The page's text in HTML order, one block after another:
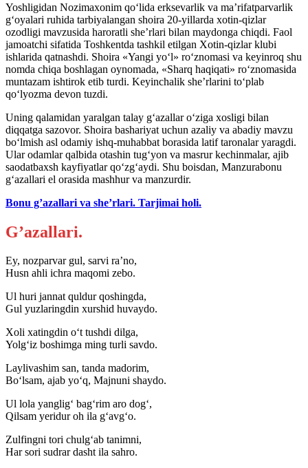
Yoshligidan Nozimaxonim qo‘lida erksevarlik va ma’rifatparvarlik
g‘oyalari ruhida tarbiyalangan shoira 20-yillarda xotin-qizlar
ozodligi mavzusida haroratli she’rlari bilan maydonga chiqdi. Faol
jamoatchi sifatida Toshkentda tashkil etilgan Xotin-qizlar klubi
ishlarida qatnashdi. Shoira «Yangi yo‘l» ro‘znomasi va keyinroq shu
nomda chiqa boshlagan oynomada, «Sharq haqiqati» ro‘znomasida
muntazam ishtirok etib turdi. Keyinchalik she’rlarini to‘plab
qo‘lyozma devon tuzdi.
Uning qalamidan yaralgan talay g‘azallar o‘ziga xosligi bilan
diqqatga sazovor. Shoira bashariyat uchun azaliy va abadiy mavzu
bo‘lmish asl odamiy ishq-muhabbat borasida latif taronalar yaragdi.
Ular odamlar qalbida otashin tug‘yon va masrur kechinmalar, ajib
saodatbaxsh kayfiyatlar qo‘zg‘aydi. Shu boisdan, Manzurabonu
g‘azallari el orasida mashhur va manzurdir.
Bonu g’azallari va she’rlari. Tarjimai holi.
G’azallari.
Ey, nozparvar gul, sarvi ra’no,
Husn ahli ichra maqomi zebo.
Ul huri jannat quldur qoshingda,
Gul yuzlaringdin xurshid huvaydo.
Xoli xatingdin o‘t tushdi dilga,
Yolg‘iz boshimga ming turli savdo.
Laylivashim san, tanda madorim,
Bo‘lsam, ajab yo‘q, Majnuni shaydo.
Ul lola yanglig‘ bag‘rim aro dog‘,
Qilsam yeridur oh ila g‘avg‘o.
Zulfingni tori chulg‘ab tanimni,
Har sori sudrar dasht ila sahro.